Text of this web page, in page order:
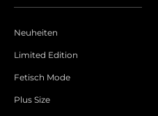
Neuheiten
Limited Edition
Fetisch Mode
Plus Size